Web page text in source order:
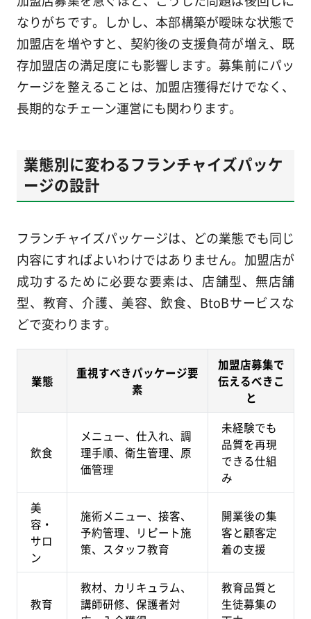
なりがちです。しかし、本部構築が曖昧な状態で
加盟店を増やすと、契約後の支援負荷が増え、既
存加盟店の満足度にも影響します。募集前にパッ
ケージを整えることは、加盟店獲得だけでなく、
長期的なチェーン運営にも関わります。
業態別に変わるフランチャイズパッケ
ージの設計
フランチャイズパッケージは、どの業態でも同じ
内容にすればよいわけではありません。加盟店が
成功するために必要な要素は、店舗型、無店舗
型、教育、介護、美容、飲食、BtoBサービスな
どで変わります。
業態
重視すべきパッケージ要
素
加盟店募集で
伝えるべきこ
と
飲食
メニュー、仕入れ、調
理手順、衛生管理、原
価管理
未経験でも
品質を再現
できる仕組
み
美
容・
サロ
ン
施術メニュー、接客、
予約管理、リピート施
策、スタッフ教育
開業後の集
客と顧客定
着の支援
教育
教材、カリキュラム、
講師研修、保護者対
教育品質と
生徒募集の